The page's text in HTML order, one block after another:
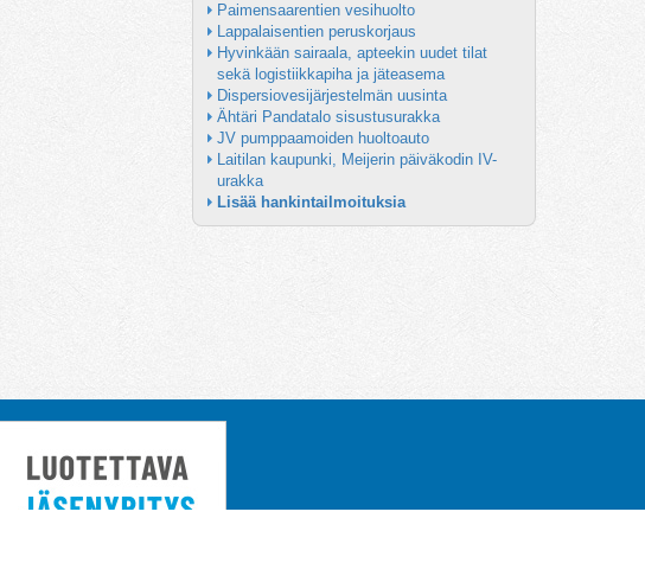
Paimensaarentien vesihuolto
Lappalaisentien peruskorjaus
Hyvinkään sairaala, apteekin uudet tilat
sekä logistiikkapiha ja jäteasema
Dispersiovesijärjestelmän uusinta
Ähtäri Pandatalo sisustusurakka
JV pumppaamoiden huoltoauto
Laitilan kaupunki, Meijerin päiväkodin IV-
urakka
Lisää hankintailmoituksia